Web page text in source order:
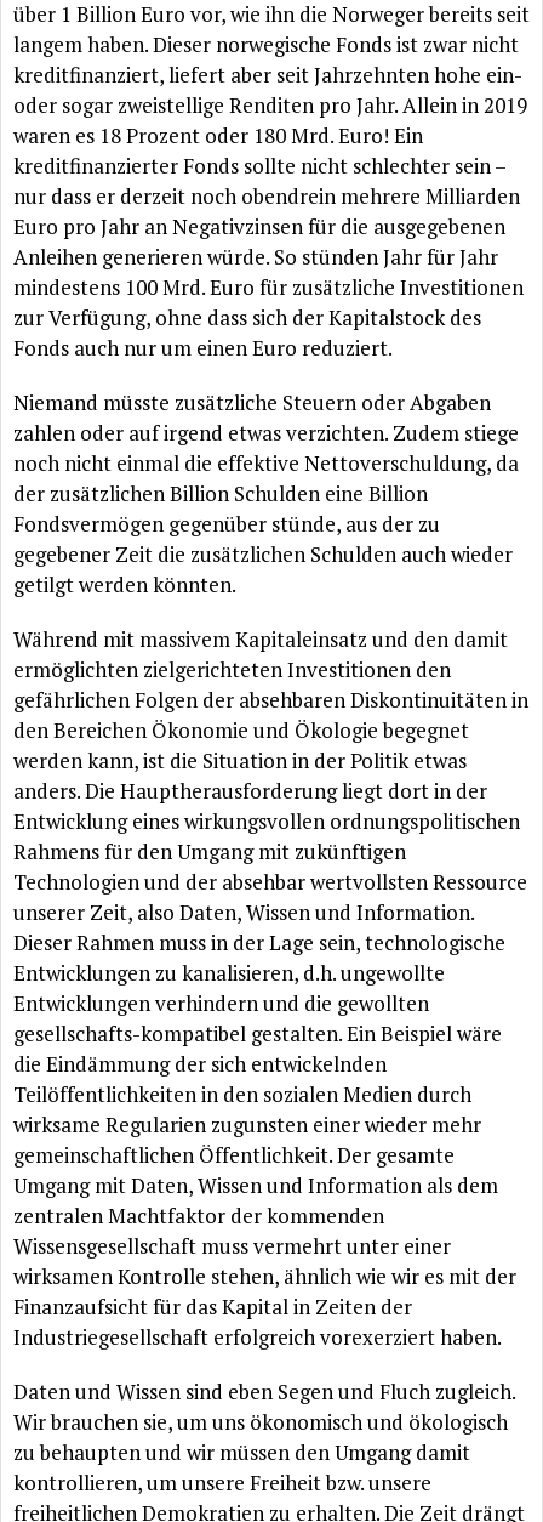
über 1 Billion Euro vor, wie ihn die Norweger bereits seit
langem haben. Dieser norwegische Fonds ist zwar nicht
kreditfinanziert, liefert aber seit Jahrzehnten hohe ein-
oder sogar zweistellige Renditen pro Jahr. Allein in 2019
waren es 18 Prozent oder 180 Mrd. Euro! Ein
kreditfinanzierter Fonds sollte nicht schlechter sein –
nur dass er derzeit noch obendrein mehrere Milliarden
Euro pro Jahr an Negativzinsenfür die ausgegebenen
Anleihen generierenwürde. So stündenJahrfürJahr
mindestens 100 Mrd. Euro für zusätzliche Investitionen
zurVerfügung, ohne dass sich der Kapitalstock des
Fonds auch nur um einen Euro reduziert.
Niemand müsste zusätzliche Steuern oder Abgaben
zahlen oder auf irgend etwas verzichten. Zudem stiege
noch nicht einmal die effektive Nettoverschuldung, da
der zusätzlichenBillion Schulden eine Billion
Fondsvermögen gegenüber stünde, aus der zu
gegebener Zeit die zusätzlichen Schulden auch wieder
getilgt werdenkönnten.
Während mit massivem Kapitaleinsatz und den damit
ermöglichten zielgerichteten Investitionen den
gefährlichenFolgen der absehbarenDiskontinuitätenin
den Bereichen Ökonomie und Ökologiebegegnet
werden kann, ist die Situation in der Politik etwas
anders. Die Hauptherausforderung liegt dort in der
Entwicklung eines wirkungsvollen ordnungspolitischen
Rahmensfür den Umgang mit zukünftigen
Technologien und der absehbar wertvollsten Ressource
unserer Zeit, also Daten, Wissen und Information.
Dieser Rahmen muss in der Lage sein, technologische
Entwicklungen zu kanalisieren, d.h. ungewollte
Entwicklungen verhindern und die gewollten
gesellschafts-kompatibel gestalten. Ein Beispielwäre
die Eindämmungder sich entwickelnden
Teilöffentlichkeitenin den sozialen Medien durch
wirksame Regularien zugunsten einer wieder mehr
gemeinschaftlichen Öffentlichkeit. Der gesamte
Umgang mit Daten, Wissen und Information als dem
zentralen Machtfaktor der kommenden
Wissensgesellschaft muss vermehrt unter einer
wirksamen Kontrolle stehen, ähnlichwie wir es mit der
Finanzaufsichtfür das Kapital in Zeiten der
Industriegesellschaft erfolgreich vorexerziert haben.
Daten und Wissen sind eben Segen und Fluch zugleich.
Wir brauchen sie, um uns ökonomisch und ökologisch
zu behaupten und wir müssen den Umgang damit
kontrollieren, um unsere Freiheit bzw. unsere
freiheitlichen Demokratien zu erhalten. Die Zeit drängt